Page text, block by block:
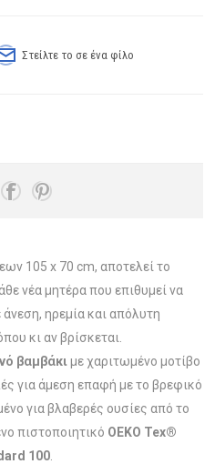
Στείλτε το σε ένα φίλο
105 x 70 cm, αποτελεί το
νέα μητέρα που επιθυμεί να
ηρεμία και απόλυτη
κι αν βρίσκεται.
βαμβάκιμε χαριτωμένο μοτίβο
για άμεση επαφή με το βρεφικό
για βλαβερές ουσίες από το
πιστοποιητικό OEKO Tex®
100.